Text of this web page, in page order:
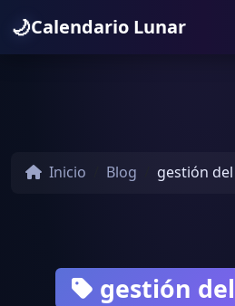
🌙Calendario Lunar
Inicio Blog gestión
gestión